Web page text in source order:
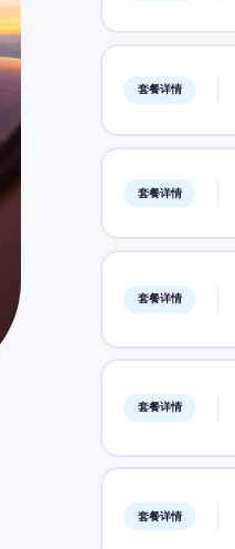
套餐详情
套餐详情
套餐详情
套餐详情
套餐详情